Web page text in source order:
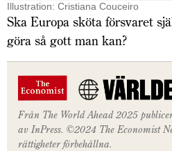
Illustration: Cristiana Couceiro
Ska Europa sköta försvaret
göra så gott man kan?
Från The World Ahead 2025
av InPress. ©2024 The Economist
rättigheter förbehållna.